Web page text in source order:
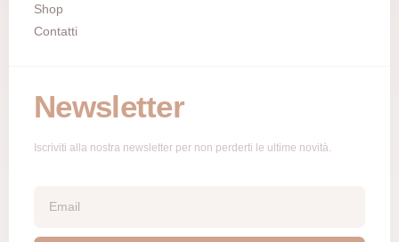
Shop
Contatti
Newsletter
Iscriviti alla nostra newsletter per non perderti le ultime novità.